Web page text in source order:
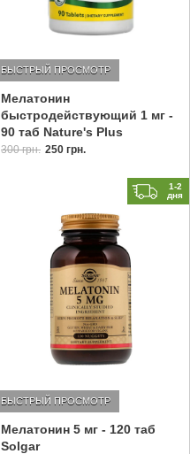
Мелатонин
быстродействующий 1 мг -
90 таб Nature's Plus
БЫСТРЫЙ ПРОСМОТР
300 грн. 250 грн.
1-2
дня
Мелатонин 5 мг - 120 таб
Solgar
БЫСТРЫЙ ПРОСМОТР